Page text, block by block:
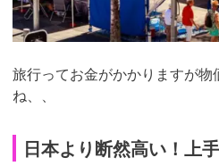
旅行ってお金がかかりますが物
ね、、
日本より断然高い！上